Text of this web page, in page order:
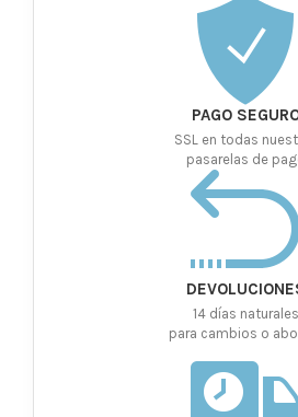
PAGO
SSL en todas
pasarelas de
14 días naturales
para cambios o